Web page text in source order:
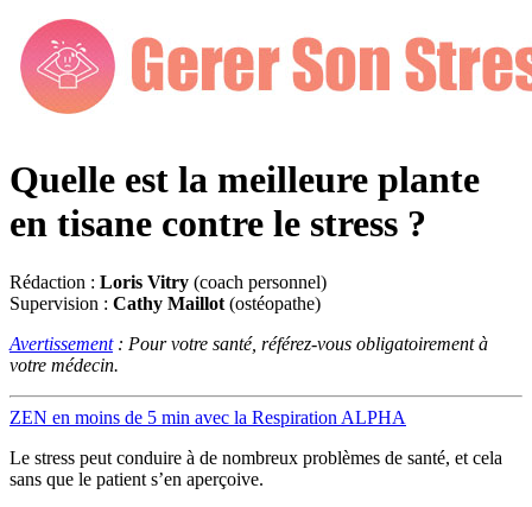
Quelle est la meilleure plante
en tisane contre le stress ?
Rédaction : Loris Vitry (coach personnel)
Supervision : Cathy Maillot (ostéopathe)
Avertissement: Pour votre santé, référez-vous obligatoirement à
votre médecin.
ZEN en moins de 5 min avec la Respiration ALPHA
Le stress peut conduire à de nombreux problèmes de santé, et cela
sans que le patient s’en aperçoive.